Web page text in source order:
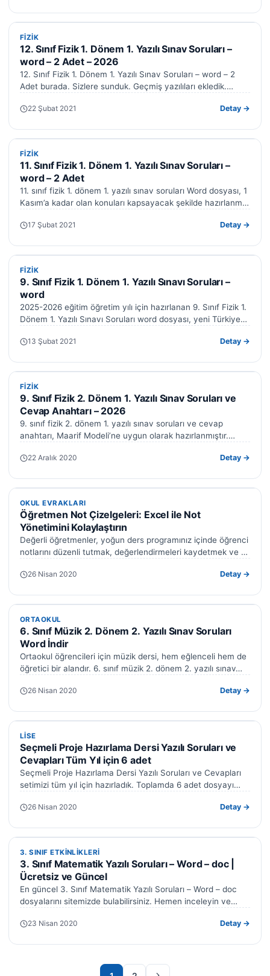
FIZIK
FIZIK
12. Sınıf Fizik 1. Dönem 1. Yazılı Sınav Soruları –
word – 2 Adet – 2026
12. Sınıf Fizik 1. Dönem 1. Yazılı Sınav Soruları – word – 2
Adet burada. Sizlere sunduk. Geçmiş yazılıları ekledik.…
22 Şubat 2021 Detay →
FIZIK
FIZIK
11. Sınıf Fizik 1. Dönem 1. Yazılı Sınav Soruları –
word – 2 Adet
11. sınıf fizik 1. dönem 1. yazılı sınav soruları Word dosyası, 1
Kasım’a kadar olan konuları kapsayacak şekilde hazırlanmış
17 Şubat 2021 Detay →
FIZIK
FIZIK
9. Sınıf Fizik 1. Dönem 1. Yazılı Sınavı Soruları –
word
2025-2026 eğitim öğretim yılı için hazırlanan 9. Sınıf Fizik 1.
Dönem 1. Yazılı Sınavı Soruları word dosyası, yeni Türkiye
13 Şubat 2021 Detay →
FIZIK
FIZIK
9. Sınıf Fizik 2. Dönem 1. Yazılı Sınav Soruları ve
Cevap Anahtarı – 2026
9. sınıf fizik 2. dönem 1. yazılı sınav soruları ve cevap
anahtarı, Maarif Modeli’ne uygun olarak hazırlanmıştır.
22 Aralık 2020 Detay →
OKUL EVRAKLARI
OKUL EVRAKLARI
Öğretmen Not Çizelgeleri: Excel ile Not
Yönetimini Kolaylaştırın
Değerli öğretmenler, yoğun ders programınız içinde öğrenci
notlarını düzenli tutmak, değerlendirmeleri kaydetmek ve e-
… 26 Nisan 2020 Detay →
ORTAOKUL
ORTAOKUL
6. Sınıf Müzik 2. Dönem 2. Yazılı Sınav Soruları
Word İndir
Ortaokul öğrencileri için müzik dersi, hem eğlenceli hem de
öğretici bir alandır. 6. sınıf müzik 2. dönem 2. yazılı sınav…
26 Nisan 2020 Detay →
LISE
LISE
Seçmeli Proje Hazırlama Dersi Yazılı Soruları ve
Cevapları Tüm Yıl için 6 adet
Seçmeli Proje Hazırlama Dersi Yazılı Soruları ve Cevapları
setimizi tüm yıl için hazırladık. Toplamda 6 adet dosyayı
26 Nisan 2020 Detay →
3. SINIF ETKINLIKLERI
3. SINIF ETKINLIKLERI
3. Sınıf Matematik Yazılı Soruları – Word – doc |
Ücretsiz ve Güncel
En güncel 3. Sınıf Matematik Yazılı Soruları – Word – doc
dosyalarını sitemizde bulabilirsiniz. Hemen inceleyin ve
23 Nisan 2020 Detay →